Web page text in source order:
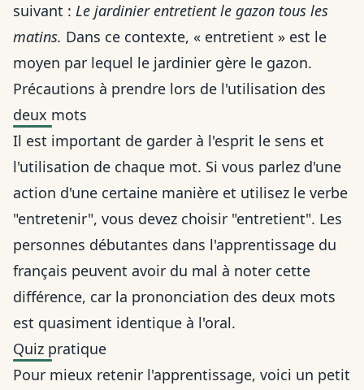
suivant : Le jardinier entretient le gazon tous les
matins. Dans ce contexte, « entretient » est le
moyen par lequel le jardinier gère le gazon.
Précautions à prendre lors de l'utilisation des
deux mots
Il est important de garder à l'esprit le sens et
l'utilisation de chaque mot. Si vous parlez d'une
action d'une certaine manière et utilisez le verbe
"entretenir", vous devez choisir "entretient". Les
personnes débutantes dans l'apprentissage du
français peuvent avoir du mal à noter cette
différence, car la prononciation des deux mots
est quasiment identique à l'oral.
Quiz pratique
Pour mieux retenir l'apprentissage, voici un petit